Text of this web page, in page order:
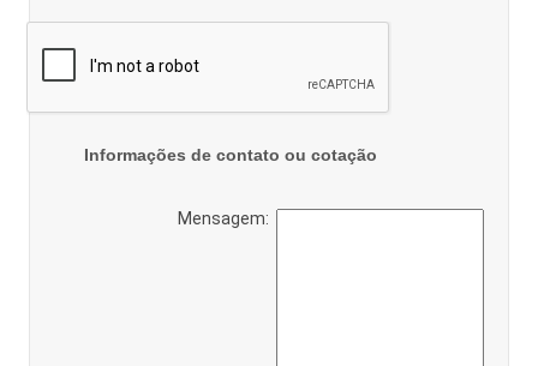
Informações de contato ou cotação
Mensagem: